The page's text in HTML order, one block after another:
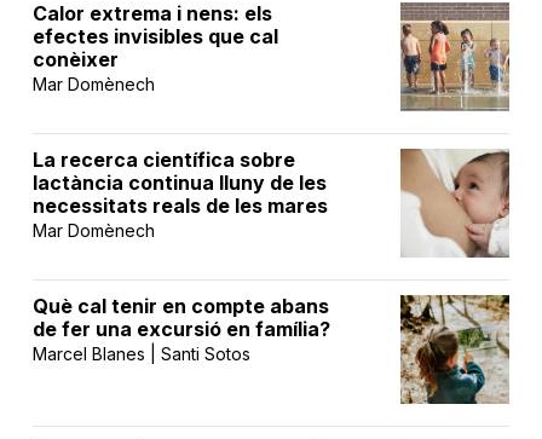
Calor extrema i nens: els
efectes invisibles que cal
conèixer
Mar Domènech
La recerca científica sobre
lactància continua lluny de les
necessitats reals de les mares
Mar Domènech
Què cal tenir en compte abans
de fer una excursió en família?
Marcel Blanes | Santi Sotos